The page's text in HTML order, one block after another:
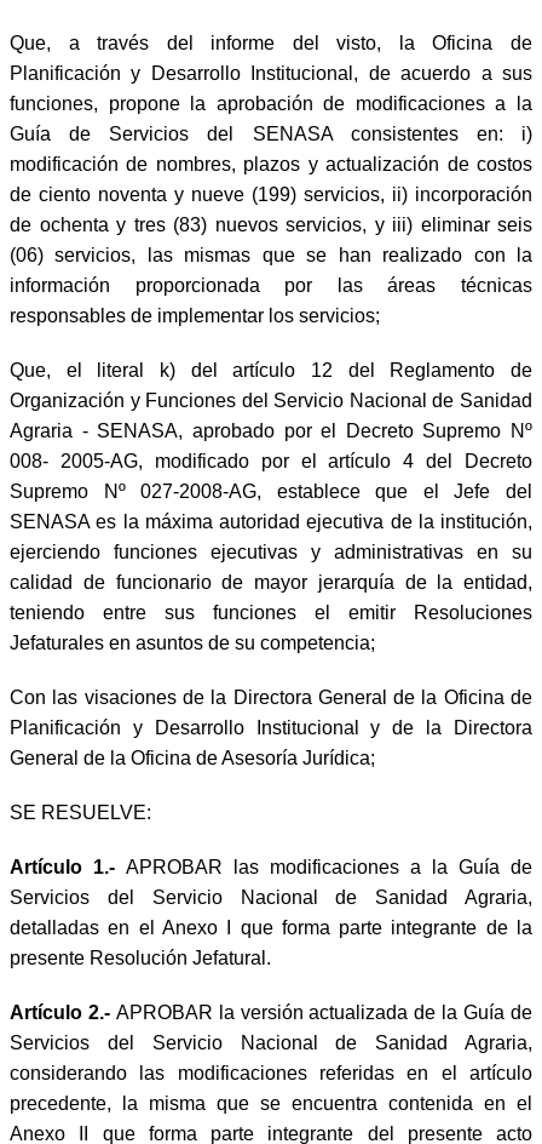
Que, a través del informe del visto, la Oficina de
Planificación y Desarrollo Institucional, de acuerdo a sus
funciones, propone la aprobación de modificaciones a la
Guía de Servicios del SENASA consistentes en: i)
modificación de nombres, plazos y actualización de costos
de ciento noventa y nueve (199) servicios, ii) incorporación
de ochenta y tres (83) nuevos servicios, y iii) eliminar seis
(06) servicios, las mismas que se han realizado con la
información proporcionada por las áreas técnicas
responsables de implementar los servicios;
Que, el literal k) del artículo 12 del Reglamento de
Organización y Funciones del Servicio Nacional de Sanidad
Agraria - SENASA, aprobado por el Decreto Supremo Nº
008- 2005-AG, modificado por el artículo 4 del Decreto
Supremo Nº 027-2008-AG, establece que el Jefe del
SENASA es la máxima autoridad ejecutiva de la institución,
ejerciendo funciones ejecutivas y administrativas en su
calidad de funcionario de mayor jerarquía de la entidad,
teniendo entre sus funciones el emitir Resoluciones
Jefaturales en asuntos de su competencia;
Con las visaciones de la Directora General de la Oficina de
Planificación y Desarrollo Institucional y de la Directora
General de la Oficina de Asesoría Jurídica;
SE RESUELVE:
Artículo 1.- APROBAR las modificaciones a la Guía de
Servicios del Servicio Nacional de Sanidad Agraria,
detalladas en el Anexo I que forma parte integrante de la
presente Resolución Jefatural.
Artículo 2.- APROBAR la versión actualizada de la Guía de
Servicios del Servicio Nacional de Sanidad Agraria,
considerando las modificaciones referidas en el artículo
precedente, la misma que se encuentra contenida en el
Anexo II que forma parte integrante del presente acto